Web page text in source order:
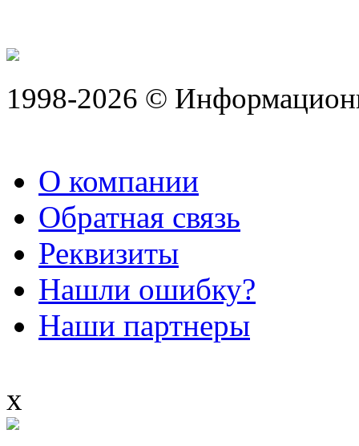
1998-2026 ©
О компании
Обратная связь
Реквизиты
Нашли ошибку?
Наши партнеры
x